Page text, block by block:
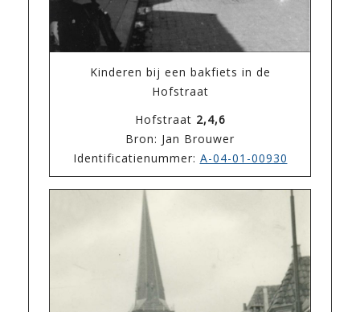
Kinderen bij een bakfiets in de
Hofstraat
Hofstraat 2,4,6
Bron: Jan Brouwer
Identificatienummer: A-04-01-00930